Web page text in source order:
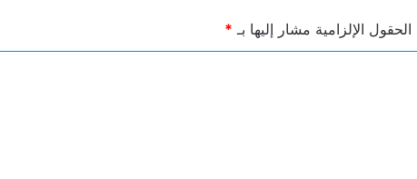
الحقول الإلزامية مشار إليها بـ *